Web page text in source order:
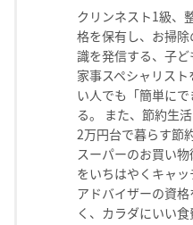
クリンネスト1級、
格を保有し、お掃
識を発信する、子
家事スペシャリス
い人でも「簡単に
る。 また、節約生
2万円台で暮らす節
スーパーのお買い
をいちはやくキャ
アドバイザーの資
く、カラダにいい食